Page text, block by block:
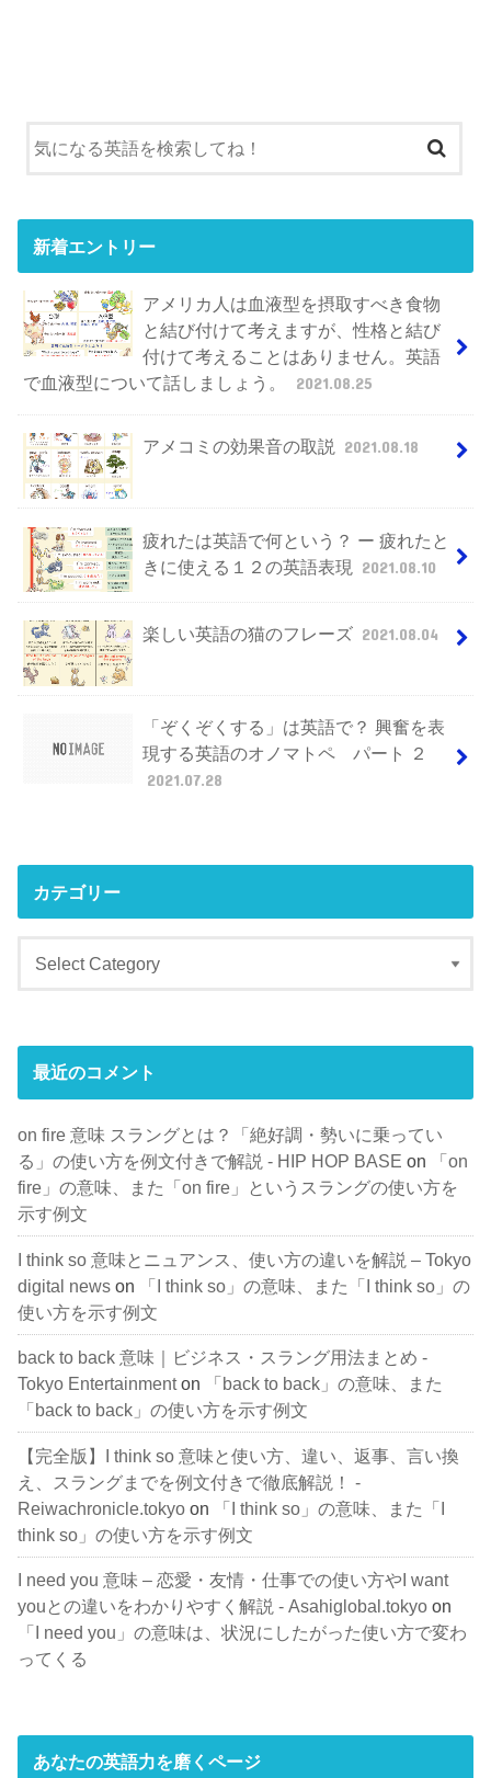
新着エントリー
アメリカ人は血液型を摂取すべき食物
と結び付けて考えますが、性格と結び
付けて考えることはありません。英語
で血液型について話しましょう。
2021.08.25
アメコミの効果音の取説 2021.08.18
疲れたは英語で何という？ ー 疲れたと
きに使える１２の英語表現
2021.08.10
楽しい英語の猫のフレーズ 2021.08.04
「ぞくぞくする」は英語で？ 興奮を表
現する英語のオノマトペ パート ２
2021.07.28
カテゴリー
最近のコメント
on fire 意味 スラングとは？「絶好調・勢いに乗ってい
る」の使い方を例文付きで解説 - HIP HOP BASE on
「on
fire」の意味、また「on fire」というスラングの使い方を
示す例文
I think so 意味とニュアンス、使い方の違いを解説 – Tokyo
digital news on
「I think so」の意味、また「I think so」の
使い方を示す例文
back to back 意味｜ビジネス・スラング用法まとめ -
Tokyo Entertainmenton
「back to back」の意味、また
「back to back」の使い方を示す例文
【完全版】I think so 意味と使い方、違い、返事、言い換
え、スラングまでを例文付きで徹底解説！ -
Reiwachronicle.tokyo on
「I think so」の意味、また「I
think so」の使い方を示す例文
I need you 意味 – 恋愛・友情・仕事での使い方やI want
youとの違いをわかりやすく解説 - Asahiglobal.tokyo on
「I need you」の意味は、状況にしたがった使い方で変わ
ってくる
あなたの英語力を磨くページ